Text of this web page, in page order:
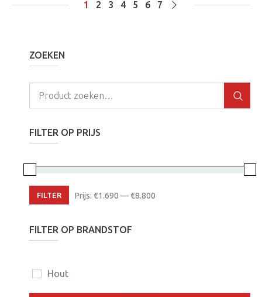
1 2 3 4 5 6 7
ZOEKEN
FILTER OP PRIJS
Min.
prijs
Max.
prijs
FILTER Prijs: €1.690 —€8.800
FILTER OP BRANDSTOF
Hout